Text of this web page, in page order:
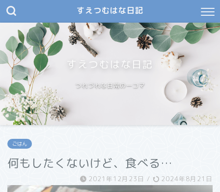
すえつむはな日記
すえつむはな日記
つれづれな日常の一コマ
ごはん
何もしたくないけど、食べる…
2021年12月23日 / 2024年8月21日